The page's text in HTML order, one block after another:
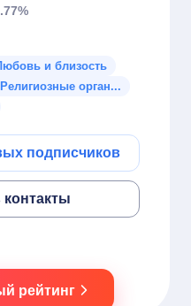
и близость
Религиозные орган...
подписчиков
контакты
рейтинг